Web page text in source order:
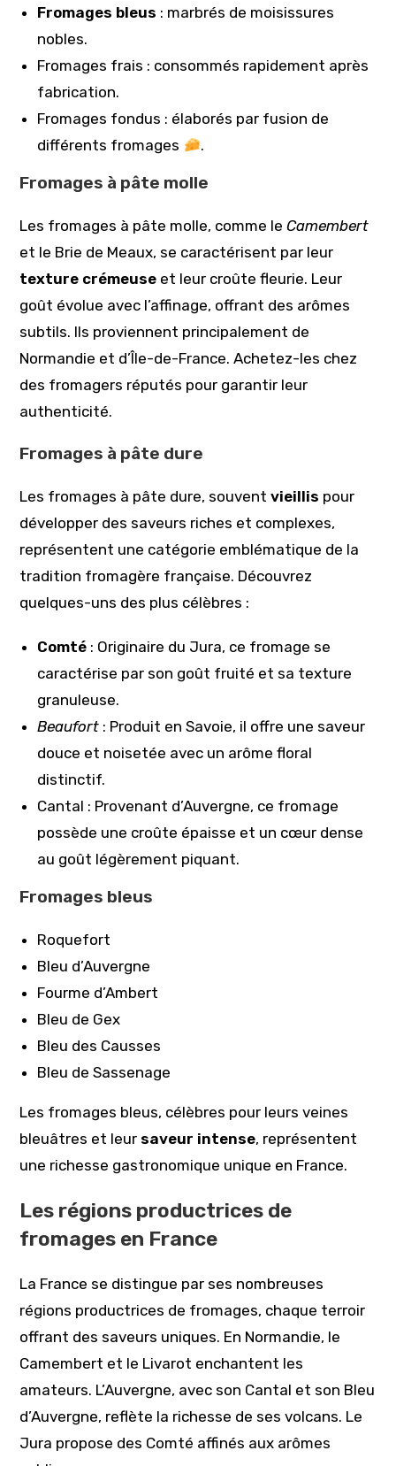
Fromages bleus : marbrés de moisissures
nobles.
Fromages frais : consommés rapidement après
fabrication.
Fromages fondus : élaborés par fusion de
différents fromages
.
Fromages à pâte molle
Les fromages à pâte molle, comme leCamembert
et le Brie de Meaux, se caractérisent par leur
texture crémeuse et leur croûte fleurie. Leur
goût évolue avec l’affinage, offrant des arômes
subtils. Ils proviennent principalement de
Normandie et d’Île-de-France. Achetez-les chez
des fromagers réputés pour garantir leur
authenticité.
Fromages à pâte dure
Les fromages à pâte dure, souventvieillis pour
développer des saveurs riches et complexes,
représentent une catégorie emblématique de la
tradition fromagère française. Découvrez
quelques-uns des plus célèbres :
Comté : Originaire du Jura, ce fromage se
caractérise par son goût fruité et sa texture
granuleuse.
Beaufort : Produit en Savoie, il offre une saveur
douce et noisetée avec un arôme floral
distinctif.
Cantal : Provenant d’Auvergne, ce fromage
possède une croûte épaisse et un cœur dense
au goût légèrement piquant.
Fromages bleus
Roquefort
Bleu d’Auvergne
Fourme d’Ambert
Bleu de Gex
Bleu des Causses
Bleu de Sassenage
Les fromages bleus, célèbres pour leurs veines
bleuâtres et leursaveur intense, représentent
une richesse gastronomique unique en France.
Les régions productrices de
fromages en France
La France se distingue par ses nombreuses
régions productrices de fromages, chaque terroir
offrant des saveurs uniques. En Normandie, le
Camembert et le Livarot enchantent les
amateurs. L’Auvergne, avec son Cantal et son Bleu
d’Auvergne, reflète la richesse de ses volcans. Le
Jura propose des Comté affinés aux arômes